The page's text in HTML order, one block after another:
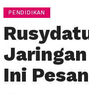
PENDIDIKAN
Ini